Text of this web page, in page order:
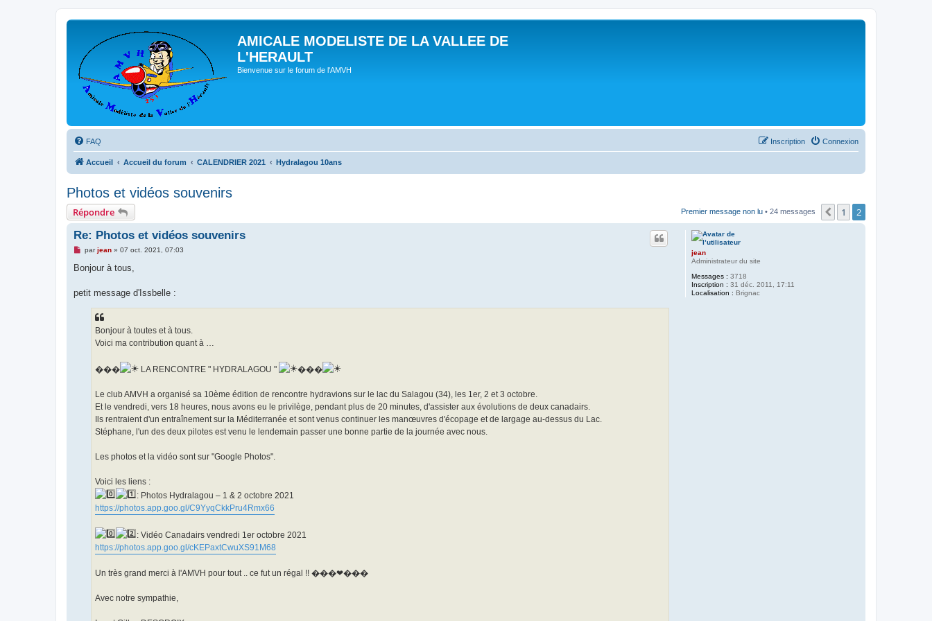
AMICALE MODELISTE DE LA VALLEE DE
L'HERAULT
Bienvenue sur le forum de l'AMVH
FAQ Connexion
Inscription
Accueil Accueil du forum CALENDRIER 2021 Hydralagou 10ans
Photos et vidéos souvenirs
Répondre Premier message non lu • 24 messages Précédent
1 2
jean
Administrateur du site
Messages : 3718
Inscription : 31 déc. 2011, 17:11
Localisation : Brignac
Re: Photos et vidéos souvenirs
M
s
g
parjean» 07 oct. 2021, 07:03
Bonjour à tous,
petit message d'Issbelle :
Bonjour à toutes et à tous.
Voici ma contribution quant à …
��� LA RENCONTRE " HYDRALAGOU " ���
Le club AMVH a organisé sa 10ème édition de rencontre hydravions sur le lac du Salagou (34), les 1er, 2 et 3 octobre.
Et le vendredi, vers 18 heures, nous avons eu le privilège, pendant plus de 20 minutes, d'assister aux évolutions de deux canadairs.
Ils rentraient d'un entraînement sur la Méditerranée et sont venus continuer les manœuvres d'écopage et de largage au-dessus du Lac.
Stéphane, l'un des deux pilotes est venu le lendemain passer une bonne partie de la journée avec nous.
Les photos et la vidéo sont sur "Google Photos".
Voici les liens :
: Photos Hydralagou – 1 & 2 octobre 2021
https://photos.app.goo.gl/C9YyqCkkPru4Rmx66
: Vidéo Canadairs vendredi 1er octobre 2021
https://photos.app.goo.gl/cKEPaxtCwuXS91M68
Un très grand merci à l'AMVH pour tout .. ce fut un régal !! ���❤���
Avec notre sympathie,